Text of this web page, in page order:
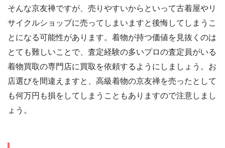
そんな京友禅ですが、売りやすいからといって古着屋やリ
サイクルショップに売ってしまいますと後悔してしまうこ
とになる可能性があります。着物が持つ価値を見抜くのは
とても難しいことで、査定経験の多いプロの査定員がいる
着物買取の専門店に買取を依頼するようにしましょう。お
店選びを間違えますと、高級着物の京友禅を売ったとして
も何万円も損をしてしまうこともありますので注意しまし
ょう。